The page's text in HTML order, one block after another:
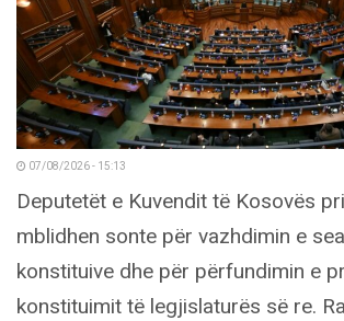
07/08/2026 - 15:13
Deputetët e Kuvendit të Kosovës
mblidhen sonte për vazhdimin e
konstituive dhe për përfundimin e
konstituimit të legjislaturës së re.